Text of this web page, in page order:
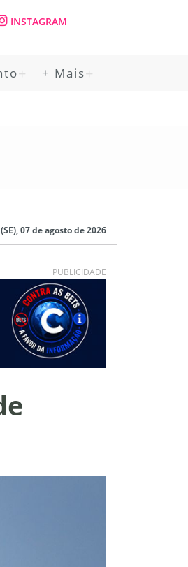
INSTAGRAM
+ Mais
07 de agosto de 2026
PUBLICIDADE